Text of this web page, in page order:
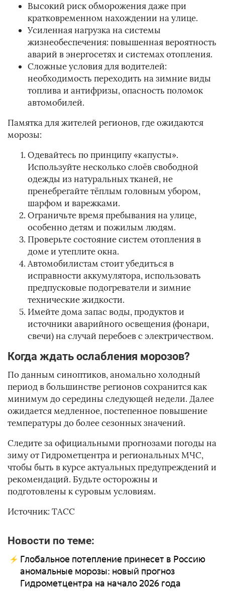
Высокий риск обморожения даже при
кратковременном нахождении на улице.
Усиленная нагрузка на системы
жизнеобеспечения: повышенная вероятность
аварий в энергосетях и системах отопления.
Сложные условия для водителей:
необходимость переходить на зимние виды
топлива и антифризы, опасность поломок
автомобилей.
Памятка для жителей регионов, где ожидаются
морозы:
Одевайтесь по принципу «капусты».
Используйте несколько слоёв свободной
одежды из натуральных тканей, не
пренебрегайте тёплым головным убором,
шарфом и варежками.
Ограничьте время пребывания на улице,
особенно детям и пожилым людям.
Проверьте состояние систем отопления в
доме и утеплите окна.
Автомобилистам стоит убедиться в
исправности аккумулятора, использовать
предпусковые подогреватели и зимние
технические жидкости.
Имейте дома запас воды, продуктов и
источники аварийного освещения (фонари,
свечи) на случай перебоев с электричеством.
Когда ждать ослабления морозов?
По данным синоптиков, аномально холодный
период в большинстве регионов сохранится как
минимум до середины следующей недели. Далее
ожидается медленное, постепенное повышение
температуры до более сезонных значений.
Следите за официальными прогнозами погоды на
зиму от Гидрометцентра и региональных МЧС,
чтобы быть в курсе актуальных предупреждений и
рекомендаций. Будьте осторожны и
подготовлены к суровым условиям.
Источник: ТАСС
Новости по теме:
Глобальное потепление принесет в Россию
аномальные морозы: новый прогноз
Гидрометцентра на начало 2026 года